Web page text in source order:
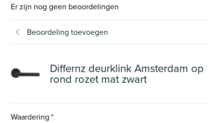
Er zijn nog geen beoordelingen
Beoordeling toevoegen
Differnz deurklink Amsterdam op
rond rozet mat zwart
Waardering*